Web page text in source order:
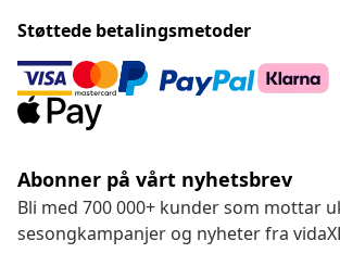
Støttede betalingsmetoder
Abonner på vårt nyhetsbrev
Bli med 700 000+ kunder som mottar
sesongkampanjer og nyheter fra